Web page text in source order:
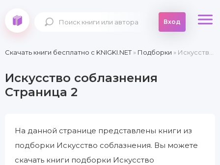
Вход
Скачать книги бесплатно c KNIGKI.NET» Подборки » Искусство соблазнения » Страница 2
Искусство соблазнения
Страница 2
На данной странице представлены книги из
подборки Искусство соблазнения. Вы можете
скачать книги подборки Искусство